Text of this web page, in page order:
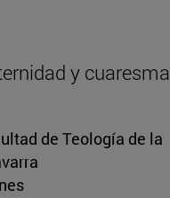
y cuaresma
de Teología de la